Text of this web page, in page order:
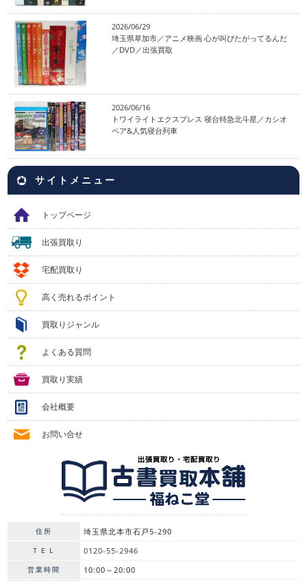
2026/06/29
埼玉県草加市／アニメ映画 心が叫びたがってるんだ
／DVD／出張買取
2026/06/16
トワイライトエクスプレス 寝台特急北斗星／カシオ
ペア&人気寝台列車
サイトメニュー
トップページ
出張買取り
宅配買取り
高く売れるポイント
買取りジャンル
よくある質問
買取り実績
会社概要
お問い合せ
住所 埼玉県北本市石戸5-290
ＴＥＬ 0120-55-2946
営業時間 10:00～20:00